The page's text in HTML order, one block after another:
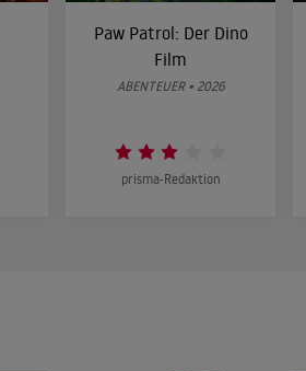
Paw Patrol: Der Dino
Film
ABENTEUER • 2026
prisma-Redaktion